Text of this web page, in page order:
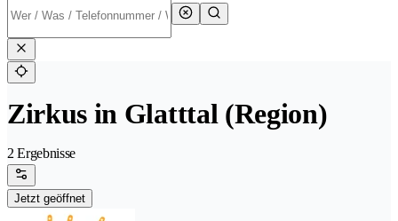
Zirkus in Glatttal (Region)
2 Ergebnisse
Jetzt geöffnet